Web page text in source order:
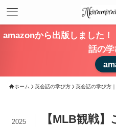
amazonから出版しました
話の学
ホーム 英会話の学び方 英会話の学び方
【MLB観戦
2025